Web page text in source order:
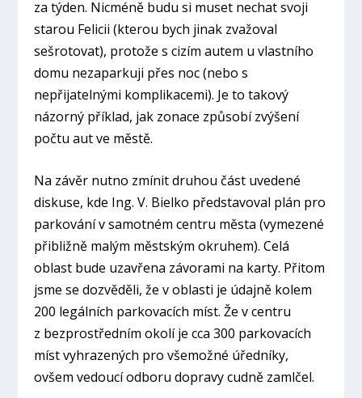
za týden. Nicméně budu si muset nechat svoji
starou Felicii (kterou bych jinak zvažoval
sešrotovat), protože s cizím autem u vlastního
domu nezaparkuji přes noc (nebo s
nepřijatelnými komplikacemi). Je to takový
názorný příklad, jak zonace způsobí zvýšení
počtu aut ve městě.
Na závěr nutno zmínit druhou část uvedené
diskuse, kde Ing. V. Bielko představoval plán pro
parkování v samotném centru města (vymezené
přibližně malým městským okruhem). Celá
oblast bude uzavřena závorami na karty. Přitom
jsme se dozvěděli, že v oblasti je údajně kolem
200 legálních parkovacích míst. Že v centru
z bezprostředním okolí je cca 300 parkovacích
míst vyhrazených pro všemožné úředníky,
ovšem vedoucí odboru dopravy cudně zamlčel.